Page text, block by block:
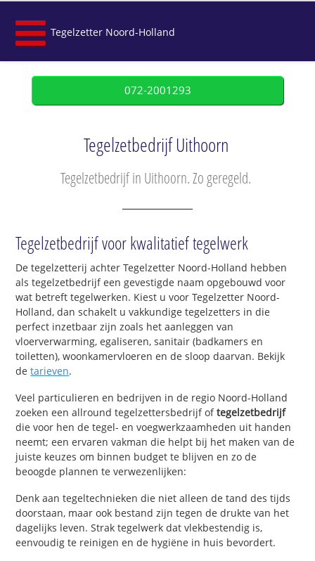
Tegelzetter Noord-Holland
072-2001293
Tegelzetbedrijf Uithoorn
Tegelzetbedrijf in Uithoorn. Zo geregeld.
Tegelzetbedrijf voor kwalitatief tegelwerk
De tegelzetterij achter Tegelzetter Noord-Holland hebben
als tegelzetbedrijf een gevestigde naam opgebouwd voor
wat betreft tegelwerken. Kiest u voor Tegelzetter Noord-
Holland, dan schakelt u vakkundige tegelzetters in die
perfect inzetbaar zijn zoals het aanleggen van
vloerverwarming, egaliseren, sanitair (badkamers en
toiletten), woonkamervloeren en de sloop daarvan. Bekijk
detarieven.
Veel particulieren en bedrijven in de regio Noord-Holland
zoeken een allround tegelzettersbedrijf oftegelzetbedrijf
die voor hen de tegel- en voegwerkzaamheden uit handen
neemt; een ervaren vakman die helpt bij het maken van de
juiste keuzes om binnen budget te blijven en zo de
beoogde plannen te verwezenlijken:
Denk aan tegeltechnieken die niet alleen de tand des tijds
doorstaan, maar ook bestand zijn tegen de drukte van het
dagelijks leven. Strak tegelwerk dat vlekbestendig is,
eenvoudig te reinigen en de hygiëne in huis bevordert.